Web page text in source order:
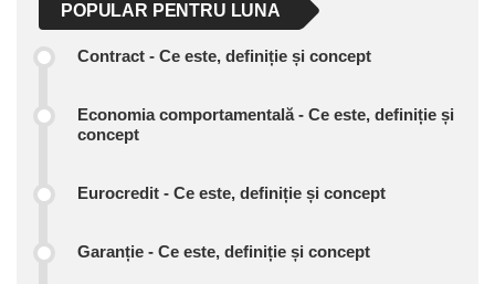
POPULAR PENTRU LUNA
Contract - Ce este, definiție și concept
Economia comportamentală - Ce este, definiție și
concept
Eurocredit - Ce este, definiție și concept
Garanție - Ce este, definiție și concept